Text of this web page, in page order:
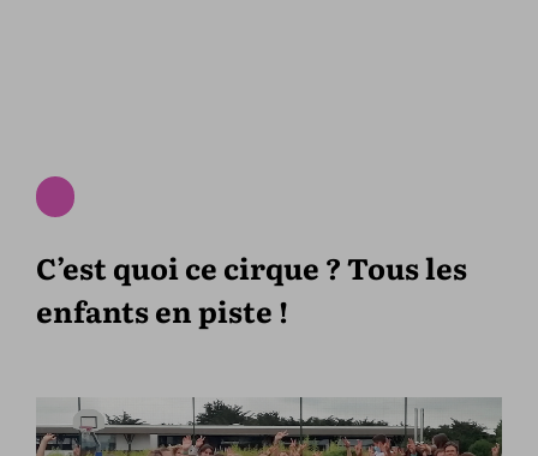
C’est quoi ce cirque ? Tous les
enfants en piste !